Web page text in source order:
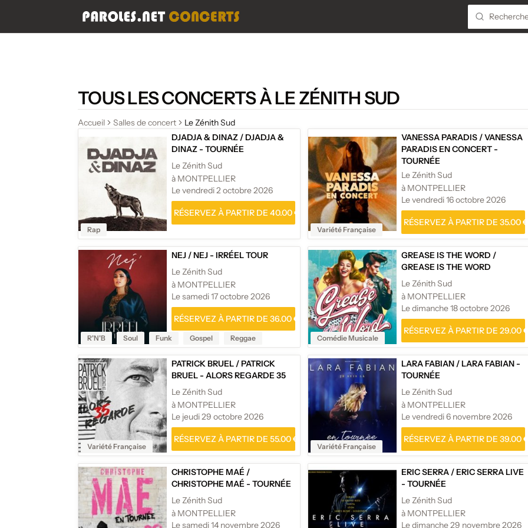
TOUS LES CONCERTS À LE ZÉNITH SUD
Accueil Salles de concert Le Zénith Sud
Rap
DJADJA & DINAZ /DJADJA &
DINAZ - TOURNÉE
Le Zénith Sud
à MONTPELLIER
Le vendredi 2 octobre 2026
RÉSERVEZ À PARTIR DE 40.00 €
Variété Française
VANESSA PARADIS /VANESSA
PARADIS EN CONCERT -
TOURNÉE
Le Zénith Sud
à MONTPELLIER
Le vendredi 16 octobre 2026
RÉSERVEZ À PARTIR DE 35.00 €
R'N'B Soul Funk Gospel Reggae
NEJ /NEJ - IRRÉEL TOUR
Le Zénith Sud
à MONTPELLIER
Le samedi 17 octobre 2026
RÉSERVEZ À PARTIR DE 36.00 €
Comédie Musicale
GREASE IS THE WORD /
GREASE IS THE WORD
Le Zénith Sud
à MONTPELLIER
Le dimanche 18 octobre 2026
RÉSERVEZ À PARTIR DE 29.00
Variété Française
PATRICK BRUEL /PATRICK
BRUEL - ALORS REGARDE 35
Le Zénith Sud
à MONTPELLIER
Le jeudi 29 octobre 2026
RÉSERVEZ À PARTIR DE 55.00 €
Variété Française
LARA FABIAN /LARA FABIAN -
TOURNÉE
Le Zénith Sud
à MONTPELLIER
Le vendredi 6 novembre 2026
RÉSERVEZ À PARTIR DE 39.00
CHRISTOPHE MAÉ /
CHRISTOPHE MAÉ - TOURNÉE
Le Zénith Sud
à MONTPELLIER
Le samedi 14 novembre 2026
ERIC SERRA /ERIC SERRA LIVE
- TOURNÉE
Le Zénith Sud
à MONTPELLIER
Le dimanche 29 novembre 2026